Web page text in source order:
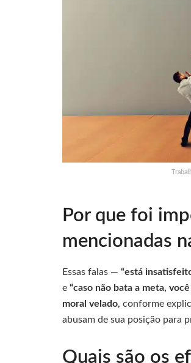
Por que foi
mencionadas
Essas falas — “está
e “caso não bata a meta,
moral velado, conforme
abusam de sua posição para
Quais são os